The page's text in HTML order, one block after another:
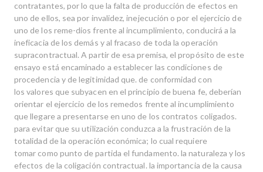
contratantes, por lo que la falta de producción de efectos en
uno de ellos, sea por invalidez, inejecución o por el ejercicio de
uno de los reme-dios frente al incumplimiento, conducirá a la
ineficacia de los demás y al fracaso de toda la operación
supracontractual. A partir de esa premisa, el propósito de este
ensayo está encaminado a establecer las condiciones de
procedencia y de legitimidad que. de conformidad con
los valores que subyacen en el principio de buena fe, deberían
orientar el ejercicio de los remedos frente al incumplimiento
que llegare a presentarse en uno de los contratos coligados.
para evitar que su utilización conduzca a la frustración de la
totalidad de la operación económica; lo cual requiere
tomar como punto de partida el fundamento. la naturaleza y los
efectos de la coligación contractual. la importancia de la causa